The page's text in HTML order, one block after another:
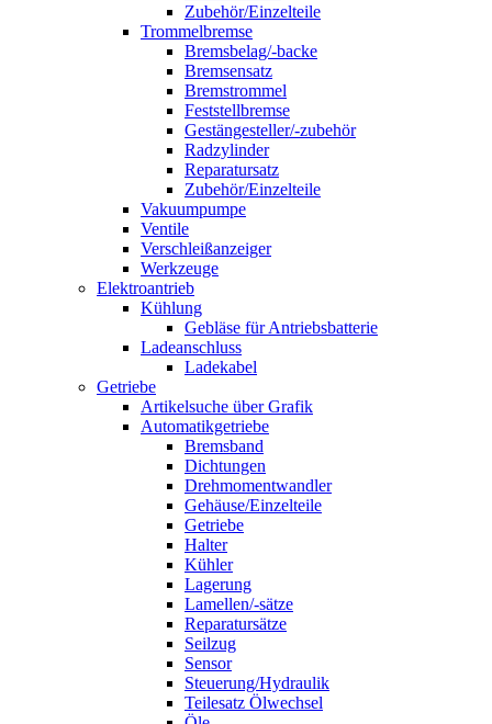
Zubehör/Einzelteile
Trommelbremse
Bremsbelag/-backe
Bremsensatz
Bremstrommel
Feststellbremse
Gestängesteller/-zubehör
Radzylinder
Reparatursatz
Zubehör/Einzelteile
Vakuumpumpe
Ventile
Verschleißanzeiger
Werkzeuge
Elektroantrieb
Kühlung
Gebläse für Antriebsbatterie
Ladeanschluss
Ladekabel
Getriebe
Artikelsuche über Grafik
Automatikgetriebe
Bremsband
Dichtungen
Drehmomentwandler
Gehäuse/Einzelteile
Getriebe
Halter
Kühler
Lagerung
Lamellen/-sätze
Reparatursätze
Seilzug
Sensor
Steuerung/Hydraulik
Teilesatz Ölwechsel